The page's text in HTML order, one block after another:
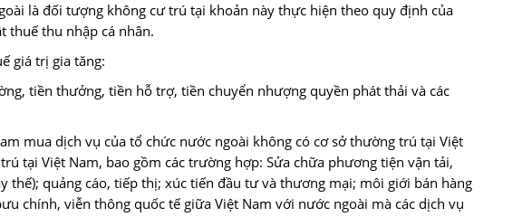
là đối tượng không cư trú tại khoản này thực hiện theo quy định của
thuế thu nhập cá nhân.
giá trị gia tăng:
tiền thưởng, tiền hỗ trợ, tiền chuyển nhượng quyền phát thải và các
mua dịch vụ của tổ chức nước ngoài không có cơ sở thường trú tại Việt
tại Việt Nam, bao gồm các trường hợp: Sửa chữa phương tiện vận tải,
thế); quảng cáo, tiếp thị; xúc tiến đầu tư và thương mại; môi giới bán hàng
chính, viễn thông quốc tế giữa Việt Nam với nước ngoài mà các dịch vụ